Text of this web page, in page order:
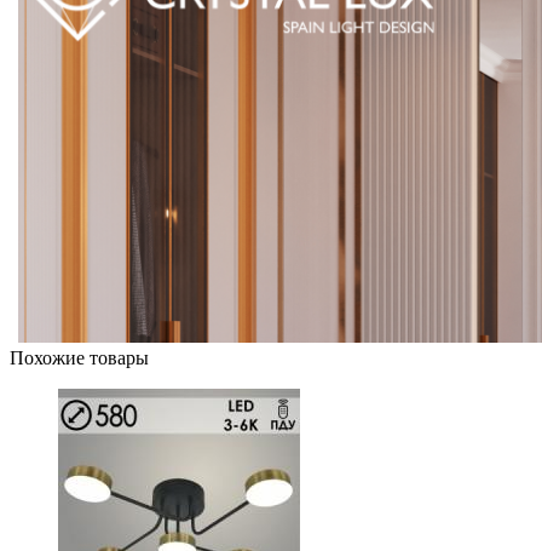
Похожие товары